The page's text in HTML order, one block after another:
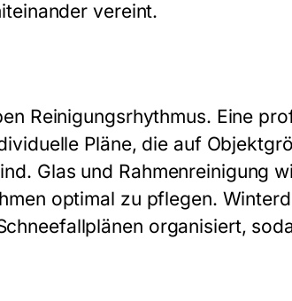
vereint.
Reinigungsrhythmus. Eine
Pläne, die auf
Glas und Rahmenreinigung
optimal zu pflegen.
organisiert,